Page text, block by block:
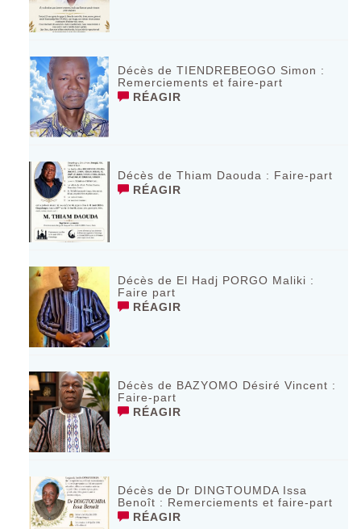
Décès de TIENDREBEOGO Simon :
Remerciements et faire-part
RÉAGIR
Décès de Thiam Daouda : Faire-part
RÉAGIR
Décès de El Hadj PORGO Maliki :
Faire part
RÉAGIR
Décès de BAZYOMO Désiré Vincent :
Faire-part
RÉAGIR
Décès de Dr DINGTOUMDA Issa
Benoît : Remerciements et faire-part
RÉAGIR